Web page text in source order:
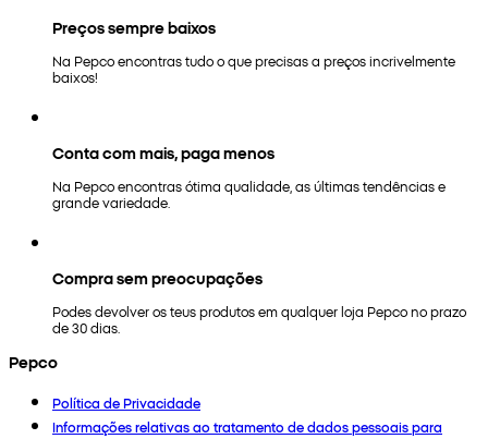
Preços sempre baixos
Na Pepco encontras tudo o que precisas a preços incrivelmente
baixos!
Conta com mais, paga menos
Na Pepco encontras ótima qualidade, as últimas tendências e
grande variedade.
Compra sem preocupações
Podes devolver os teus produtos em qualquer loja Pepco no prazo
de 30 dias.
Pepco
Política de Privacidade
Informações relativas ao tratamento de dados pessoais para